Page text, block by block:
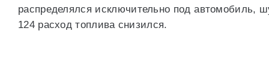
распределялся исключительно под автомобиль,
124 расход топлива снизился.